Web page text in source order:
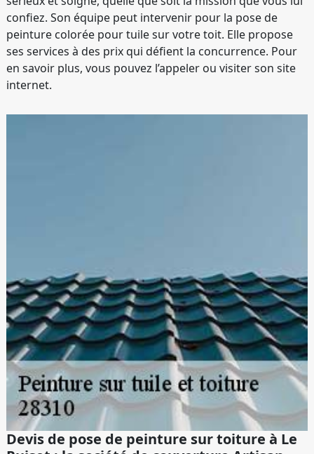
confiez. Son équipe peut intervenir pour la pose de
peinture colorée pour tuile sur votre toit. Elle propose
ses services à des prix qui défient la concurrence. Pour
en savoir plus, vous pouvez l’appeler ou visiter son site
internet.
Devis de pose de peinture sur toiture à Le